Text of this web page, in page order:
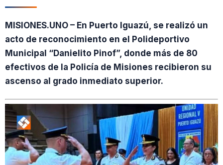
MISIONES.UNO – En Puerto Iguazú, se realizó un
acto de reconocimiento en el Polideportivo
Municipal “Danielito Pinof”, donde más de 80
efectivos de la Policía de Misiones recibieron su
ascenso al grado inmediato superior.